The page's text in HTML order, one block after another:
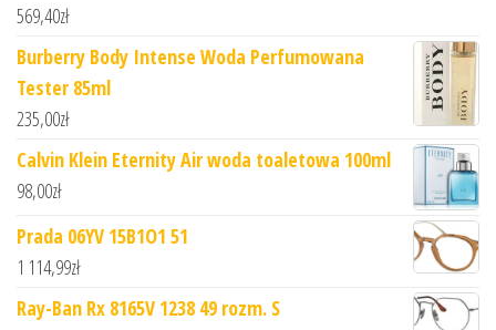
569,40zł
Burberry Body Intense Woda Perfumowana
Tester 85ml
235,00zł
Calvin Klein Eternity Air woda toaletowa 100ml
98,00zł
Prada 06YV 15B1O1 51
1 114,99zł
Ray-Ban Rx 8165V 1238 49 rozm. S